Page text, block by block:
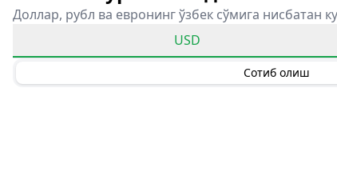
Доллар, рубл ва евронинг ўзбек сўмига нисбатан
USD
Сотиб олиш